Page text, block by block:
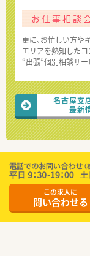
お仕事相談
更に、お忙しい方や
エリアを熟知したコ
“出張”個別相談サー
名古屋支
最新
この求人に
問い合わせる